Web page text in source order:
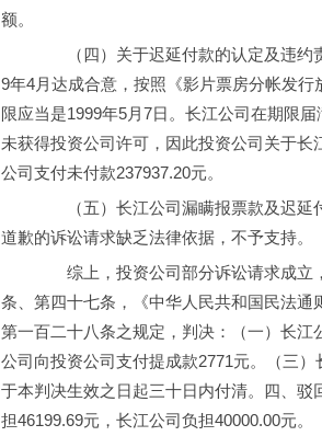
额。
（四）关于迟延付款的认定及违约
9年4月达成合意，按照《影片票房分帐发
限应当是1999年5月7日。长江公司在期限
未获得投资公司许可，因此投资公司关于
公司支付未付款237937.20元。
（五）长江公司漏瞒报票款及迟延
道歉的诉讼请求缺乏法律依据，不予支持。
综上，投资公司部分诉讼请求成立
条、第四十七条，《中华人民共和国民法
第一百二十八条之规定，判决：（一）长
公司向投资公司支付提成款2771元。（三
于本判决生效之日起三十日内付清。四、
担46199.69元，长江公司负担40000.00元。